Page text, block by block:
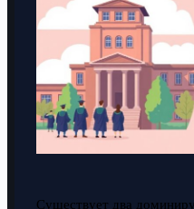
Существует два